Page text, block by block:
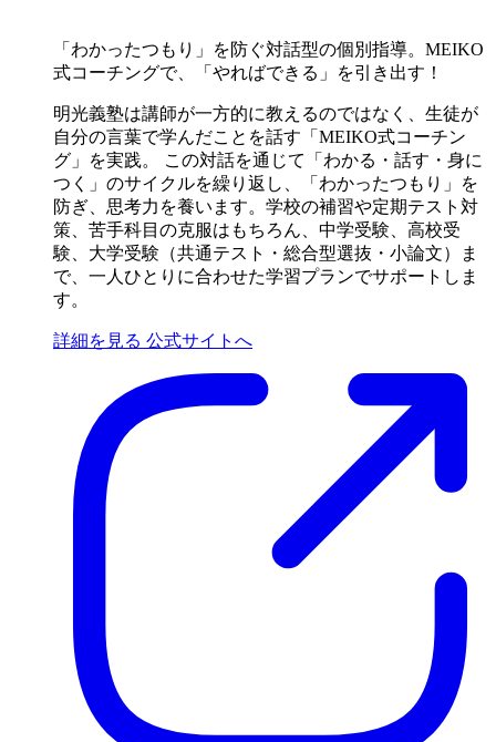
「わかったつもり」を防ぐ対話型の個別指導。MEIKO
式コーチングで、「やればできる」を引き出す！
明光義塾は講師が一方的に教えるのではなく、生徒が
自分の言葉で学んだことを話す「MEIKO式コーチン
グ」を実践。 この対話を通じて「わかる・話す・身に
つく」のサイクルを繰り返し、「わかったつもり」を
防ぎ、思考力を養います。学校の補習や定期テスト対
策、苦手科目の克服はもちろん、中学受験、高校受
験、大学受験（共通テスト・総合型選抜・小論文）ま
で、一人ひとりに合わせた学習プランでサポートしま
す。
詳細を見る 公式サイトへ